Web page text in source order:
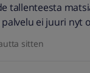
tallenteesta
ei juuri nyt
Vikapalvelu
muuta kuin
sitten